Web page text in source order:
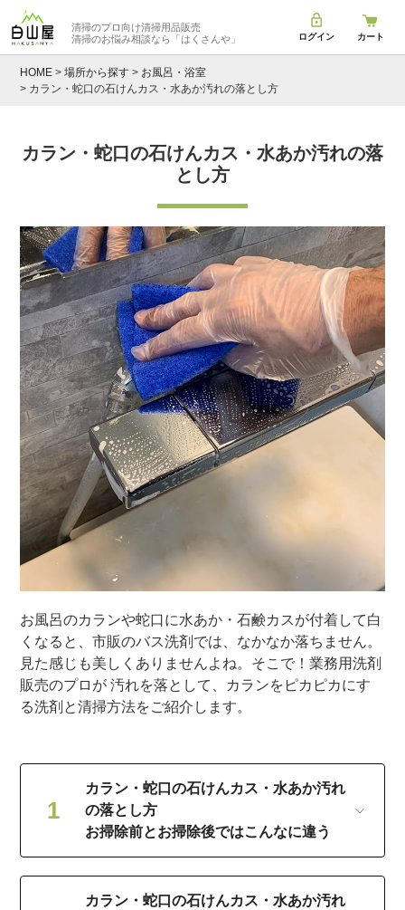
清掃のプロ向け清掃用品販売
清掃のお悩み相談なら 「はくさんや」 ログイン カート
HOME 場所から探す
お風呂・浴室
カラン・蛇口の石けんカス・水あか汚れの落とし方
カラン・蛇口の石けんカス・水あか汚れの落
とし方
お風呂のカランや蛇口に水あか・石鹸カスが付着して白
くなると、市販のバス洗剤では、なかなか落ちません。
見た感じも美しくありませんよね。そこで！業務用洗剤
販売のプロが 汚れを落として、カランをピカピカにす
る洗剤と清掃方法をご紹介します。
カラン・蛇口の石けんカス・水あか汚れ
の落とし方
お掃除前とお掃除後ではこんなに違う
カラン・蛇口の石けんカス・水あか汚れ